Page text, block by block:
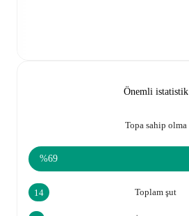
Önemli istatistik
Topa sahip olma
%69
Toplam şut
14